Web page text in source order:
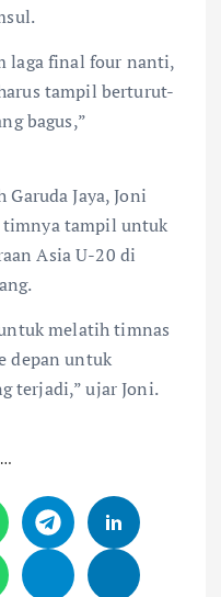
laga final four nanti,
tampil berturut-
bagus,”
Jaya, Joni
timnya tampil untuk
Asia U-20 di
melatih timnas
depan untuk
terjadi,” ujar Joni.